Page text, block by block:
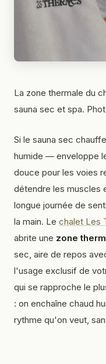
La zone thermale du
sauna sec et spa.
Si le sauna sec
humide — enveloppe
douce pour les voies
détendre les muscles
longue journée de
la main. Le chalet Les
abrite une zone
sec, aire de repos
l'usage exclusif de
qui se rapproche le
: on enchaîne chaud
rythme qu'on veut,